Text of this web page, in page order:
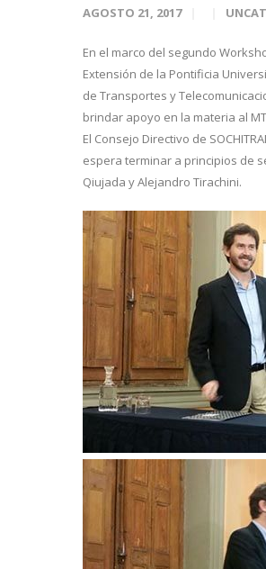
AGOSTO 21, 2017
En el marco del segundo
Extensión de la Pontificia
de Transportes y
brindar apoyo en la materia al
El Consejo Directivo de
espera terminar a principios de
Qiujada y Alejandro Tirachini.